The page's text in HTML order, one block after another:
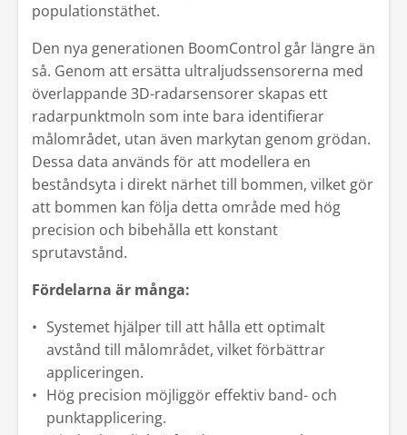
populationstäthet.
Den nya generationen BoomControl går längre än
så. Genom att ersätta ultraljudssensorerna med
överlappande 3D-radarsensorer skapas ett
radarpunktmoln som inte bara identifierar
målområdet, utan även markytan genom grödan.
Dessa data används för att modellera en
beståndsyta i direkt närhet till bommen, vilket gör
att bommen kan följa detta område med hög
precision och bibehålla ett konstant
sprutavstånd.
Fördelarna är många:
Systemet hjälper till att hålla ett optimalt
avstånd till målområdet, vilket förbättrar
appliceringen.
Hög precision möjliggör effektiv band- och
punktapplicering.